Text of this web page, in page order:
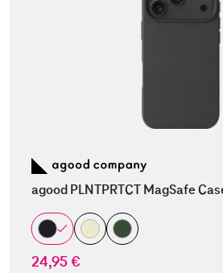
agood PLNTPRTCT MagSafe
24,95 €